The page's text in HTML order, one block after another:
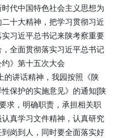
代中国特色社会主义思想为
十大精神，把学习贯彻习近
习近平总书记来陕考察重要
全面贯彻落实习近平总书记
》第十五次大会
的讲话精神，我园按照《陕
保护的实施意见》的通知[陕
求，明确职责，承担相关职
真学习文件精神，认真研究
岗到人，同时要全面落实好